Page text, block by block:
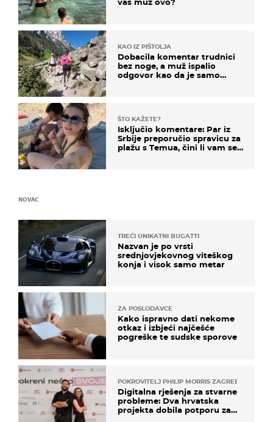
vaš muž ovo?
KAO IZ PIŠTOLJA
Dobacila komentar trudnici
bez noge, a muž ispalio
odgovor kao da je samo
ŠTO KAŽETE?
Isključio komentare: Par iz
Srbije preporučio spravicu za
plažu s Temua, čini li vam se
NOVAC
TREĆI UNIKATNI BUGATTI
Nazvan je po vrsti
srednjovjekovnog viteškog
konja i visok samo metar
ZA POSLODAVCE
Kako ispravno dati nekome
otkaz i izbjeći najčešće
pogreške te sudske sporove
POKROVITELJ PHILIP MORRIS ZAGREB
Digitalna rješenja za stvarne
probleme: Dva hrvatska
projekta dobila potporu za